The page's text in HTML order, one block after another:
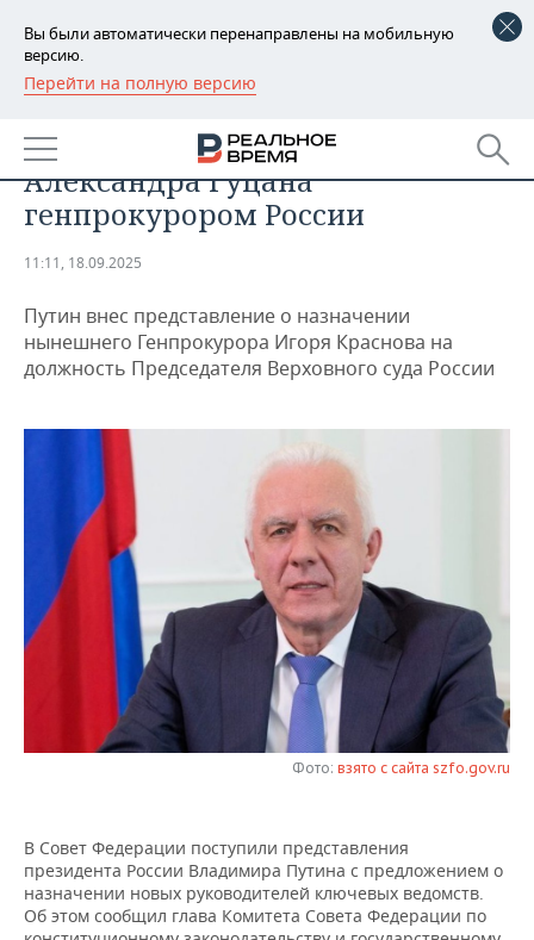
Вы были автоматически перенаправлены на мобильную
версию.
Перейти на полную версию
РЕГИОНЫ
БАШКОРТОСТАН
ТАТАРСТАН
НОВОСТИ
АНАЛИТИКА
ДЕКЛАРАЦИИ О ДОХОДАХ
КОРОЛИ ГОСЗАКАЗА ПФО
КОМУ ПРИНАДЛЕЖАТ
ТОРГОВЫЕ ЦЕНТРЫ
ТАТАРСТАНА
НОВОСТИ ЭКОНОМИКИ
ФИНАНСЫ
БЮДЖЕТ
ИНВЕСТИЦИИ
ПРОМЫШЛЕННОСТЬ
НОВОСТИ
ПРОМЫШЛЕННОСТИ
АГРОПРОМ
МАШИНОСТРОЕНИЕ
НЕФТЕХИМИЯ
НЕФТЬ
ОПК
ЭНЕРГЕТИКА
НЕДВИЖИМОСТЬ
НОВОСТИ АВТО
НОВОСТИ БИЗНЕСА
РОЗНИЧНАЯ ТОРГОВЛЯ
ТРАНСПОРТ
ТЕХНОЛОГИИ
НОВОСТИ ТЕХНОЛОГИЙ
IT
ТЕЛЕКОММУНИКАЦИИ
МЕРОПРИЯТИЯ
НОВОСТИ МЕРОПРИЯТИЙ
ВЫЕЗДНАЯ РЕДАКЦИЯ
БИЗНЕС-БРАНЧИ
ОТКРЫТАЯ ЛЕКЦИЯ
СПОРТ
НОВОСТИ СПОРТА
ФУТБОЛ
БАСКЕТБОЛ
ВОЛЕЙБОЛ
ОБЩЕСТВО
НОВОСТИ ОБЩЕСТВА
ИНФРАСТРУКТУРА
ИСТОРИЯ
ФОТОГАЛЕРЕЯ
СПРАВОЧНИК
СПИСОК ПЕРСОН
ПОЛНАЯ ВЕРСИЯ
Путин предложил назначить
Александра Гуцана
генпрокурором России
11:11, 18.09.2025
Путин внес представление о назначении
нынешнего Генпрокурора Игоря Краснова на
должность Председателя Верховного суда России
Фото: взято с сайта szfo.gov.ru
В Совет Федерации поступили представления
президента России Владимира Путина с предложением о
назначении новых руководителей ключевых ведомств.
Об этом сообщил глава Комитета Совета Федерации по